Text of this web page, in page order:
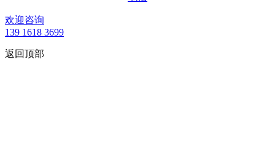
欢迎咨询
139 1618 3699
返回顶部